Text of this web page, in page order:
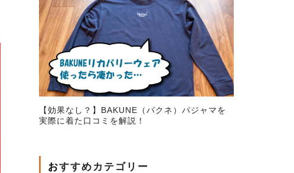
【効果なし？】BAKUNE（バクネ）パジャマを
実際に着た口コミを解説！
おすすめカテゴリー